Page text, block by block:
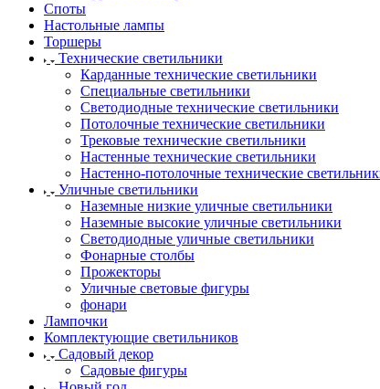
Споты
Настольные лампы
Торшеры
Технические светильники
Карданные технические светильники
Специальные светильники
Светодиодные технические светильники
Потолочные технические светильники
Трековые технические светильники
Настенные технические светильники
Настенно-потолочные технические
Уличные светильники
Наземные низкие уличные светильники
Наземные высокие уличные светильники
Светодиодные уличные светильники
Фонарные столбы
Прожекторы
Уличные световые фигуры
фонари
Лампочки
Комплектующие светильников
Садовый декор
Садовые фигуры